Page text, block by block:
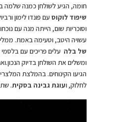
חומה, הגיע לשולחן כמנה שלמה
שיפוד לוקוסעם פונדו לימון
וסוכריות שום, הייתה מנה עם
עשויה היטב, וטעימה באמת.
של בלה עלים פריכים עם
ומשלים את השולחן בדיוק
הגיעו הקינוחים. בהמלצת
לחלוק, ועוגת גבינה בסקית.